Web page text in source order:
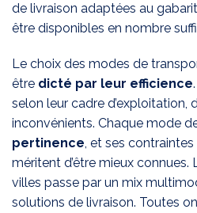
de livraison adaptées au
être disponibles en nombre
Le choix des modes de
être dicté par leur efficience
selon leur cadre d’exploitation,
inconvénients. Chaque mode
pertinence , et ses
méritent d’être mieux connues.
villes passe par un mix
solutions de livraison. Toutes